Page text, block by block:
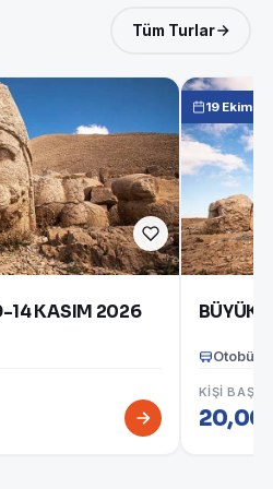
Tüm Turlar
14 KASIM 2026
19 Ekim
BÜYÜK
Otobüs
KIŞI BAŞI